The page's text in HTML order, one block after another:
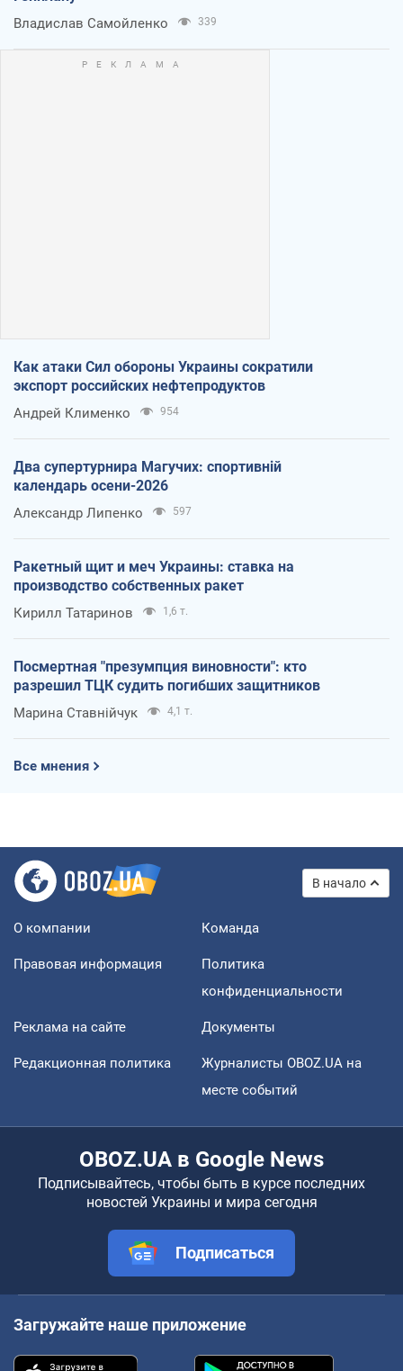
Владислав Самойленко 339
Как атаки Сил обороны Украины сократили
экспорт российских нефтепродуктов
Андрей Клименко 954
Два супертурнира Магучих: спортивній
календарь осени-2026
Александр Липенко 597
Ракетный щит и меч Украины: ставка на
производство собственных ракет
Кирилл Татаринов 1,6 т.
Посмертная "презумпция виновности": кто
разрешил ТЦК судить погибших защитников
Марина Ставнійчук 4,1 т.
Все мнения
В начало
О компании Команда
Правовая информация
Политика
конфиденциальности
Реклама на сайте Документы
Редакционная политика
Журналисты OBOZ.UA на
месте событий
OBOZ.UA в Google News
Подписывайтесь, чтобы быть в курсе последних
новостей Украины и мира сегодня
Подписаться
Загружайте наше приложение